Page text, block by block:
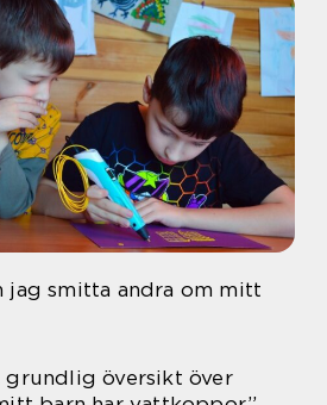
jag smitta andra om mitt
grundlig översikt över